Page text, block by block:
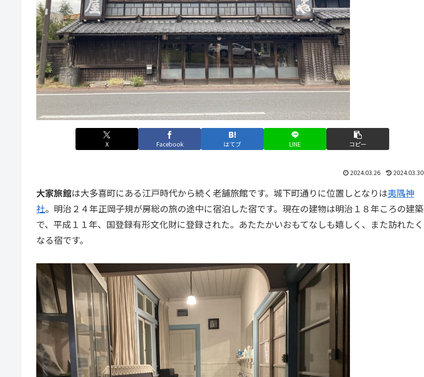
X Facebook はてブ LINE コピー
2024.03.26 2024.03.30
大家旅館は大多喜町にある江戸時代から続く老舗旅館です。城下町通りに位置しとなりは夷隅神
社。明治２４年正岡子規が房総の旅の途中に宿泊した宿です。現在の建物は明治１８年ころの建築
で、平成１１年、国登録有形文化財に登録された。あたたかいおもてなしも嬉しく、また訪れたく
なる宿です。